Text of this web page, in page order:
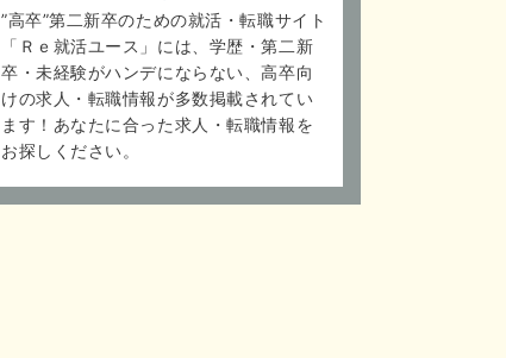
”高卒”第二新卒のための就活・転職サイト
「Ｒｅ就活ユース」には、学歴・第二新
卒・未経験がハンデにならない、高卒向
けの求人・転職情報が多数掲載されてい
ます！あなたに合った求人・転職情報を
お探しください。